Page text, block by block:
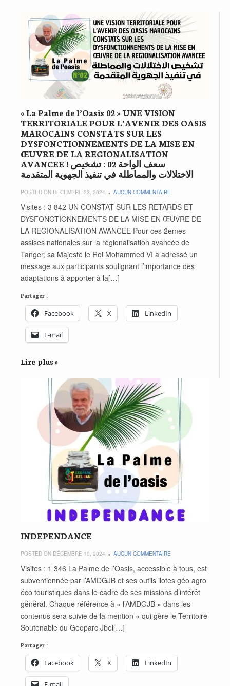
« La Palme de l’Oasis 02 » UNE VISION
TERRITORIALE POUR L’AVENIR DES OASIS
MAROCAINS CONSTATS SUR LES
DYSFONCTIONNEMENTS DE LA MISE EN
ŒUVRE DE LA REGIONALISATION
AVANCEE ! سعف الواحة 02 : تشخيص
الاختلالات والمماطلة في تنفيذ الجهوية المتقدمة
POSTED ON DÉCEMBRE 23, 2024 AUCUN COMMENTAIRE
Visites : 3 842 UN CONSTAT SUR LES RETARDS ET
DYSFONCTIONNEMENTS DE LA MISE EN ŒUVRE DE
LA REGIONALISATION AVANCEE Pour ces 2emes
assises nationales sur la régionalisation avancée de
Tanger, sa Majesté le Roi Mohammed VI a adressé un
message aux participants soulignant l’importance des
adaptations à apporter à la[…]
Partager :
Facebook X LinkedIn
E-mail
Lire plus »
INDEPENDANCE
POSTED ON DÉCEMBRE 10, 2024 AUCUN COMMENTAIRE
Visites : 1 346 La Palme de l’Oasis, accessible à tous, est
subventionnée par l’AMDGJB et ses outils ilotes géo agro
éco touristiques dans le cadre de ses missions d’intérêt
général. Chaque référence à « l’AMDGJB » dans les
contenus sera suivie de la mention « qui gère le Territoire
Soutenable du Géoparc Jbel[…]
Partager :
Facebook X LinkedIn